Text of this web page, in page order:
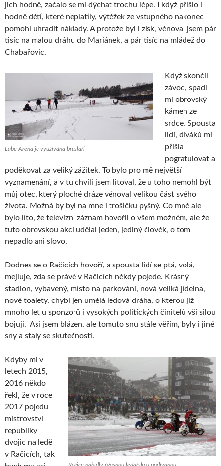
jich hodně, začalo se mi dýchat trochu lépe. I když přišlo i
hodně dětí, které neplatily, výtěžek ze vstupného nakonec
pomohl uhradit náklady. A protože byl i zisk, věnoval jsem pár
tisíc na malou dráhu do Mariánek, a pár tisíc na mládež do
Chabařovic.
Labe Aréna je využívána bruslaři
Když skončil
závod, spadl
mi obrovský
kámen ze
srdce. Spousta
lidí, diváků mi
přišla
pogratulovat a
poděkovat za veliký zážitek. To bylo pro mě největší
vyznamenání, a v tu chvíli jsem litoval, že u toho nemohl být
můj otec, který ploché dráze věnoval velikou část svého
života. Možná by byl na mne i trošičku pyšný. Co mně ale
bylo líto, že televizní záznam hovořil o všem možném, ale že
tuto obrovskou akci udělal jeden, jediný člověk, o tom
nepadlo ani slovo.
Dodnes se o Račicích hovoří, a spousta lidí se ptá, volá,
mejluje, zda se právě v Račicích někdy pojede. Krásný
stadion, vybavený, místo na parkování, nová veliká jídelna,
nové toalety, chybí jen umělá ledová dráha, o kterou již
mnoho let u sponzorů i vysokých politických činitelů vší silou
bojuji. Asi jsem blázen, ale tomuto snu stále věřím, byly i jiné
sny a staly se skutečností.
Račice nabídly úžasnou ledařskou podívanou
Kdyby mi v
letech 2015,
2016 někdo
řekl, že v roce
2017 pojedu
mistrovství
republiky
dvojic na ledě
v Račicích, tak